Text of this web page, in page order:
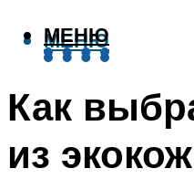
МЕНЮ
МЕНЮ
Как
из